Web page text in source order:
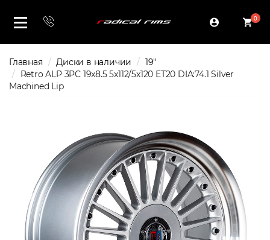
0
Главная Диски в наличии
19"
Retro ALP 3PC 19x8.5 5x112/5x120 ET20 DIA:74.1 Silver
Machined Lip